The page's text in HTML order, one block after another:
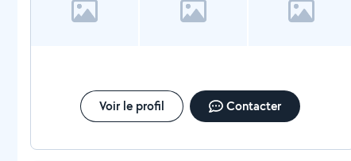
Voir le profil Contacter